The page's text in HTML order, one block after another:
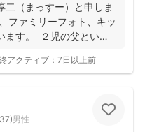
二（まっすー）と申しま
ファミリーフォト、キッ
ます。 ２児の父という
アクティブ： 7日以上前
37)男性